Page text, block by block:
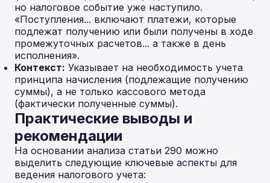
но налоговое событие уже наступило.
«Поступления... включают платежи, которые
подлежат получению или были получены в ходе
промежуточных расчетов... а также в день
исполнения».
Контекст: Указывает на необходимость учета
принципа начисления (подлежащие получению
суммы), а не только кассового метода
(фактически полученные суммы).
Практические выводы и
рекомендации
На основании анализа статьи 290 можно
выделить следующие ключевые аспекты для
ведения налогового учета: